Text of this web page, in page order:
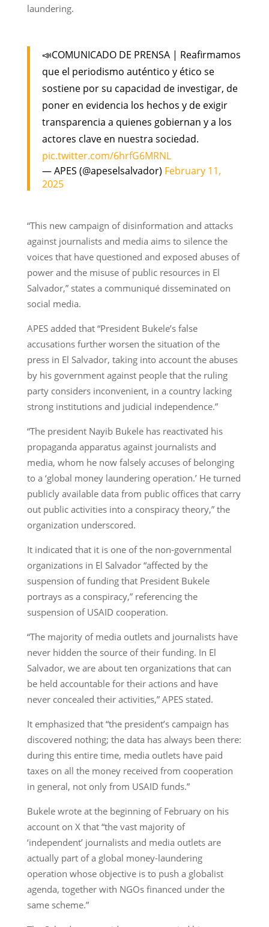
laundering.
📣COMUNICADO DE PRENSA | Reafirmamos
que el periodismo auténtico y ético se
sostiene por su capacidad de investigar, de
poner en evidencia los hechos y de exigir
transparencia a quienes gobiernan y a los
actores clave en nuestra sociedad.
pic.twitter.com/6hrfG6MRNL
— APES (@apeselsalvador) February 11,
2025
“This new campaign of disinformation and attacks
against journalists and media aims to silence the
voices that have questioned and exposed abuses of
power and the misuse of public resources in El
Salvador,” states a communiqué disseminated on
social media.
APES added that “President Bukele’s false
accusations further worsen the situation of the
press in El Salvador, taking into account the abuses
by his government against people that the ruling
party considers inconvenient, in a country lacking
strong institutions and judicial independence.”
“The president Nayib Bukele has reactivated his
propaganda apparatus against journalists and
media, whom he now falsely accuses of belonging
to a ‘global money laundering operation.’ He turned
publicly available data from public offices that carry
out public activities into a conspiracy theory,” the
organization underscored.
It indicated that it is one of the non-governmental
organizations in El Salvador “affected by the
suspension of funding that President Bukele
portrays as a conspiracy,” referencing the
suspension of USAID cooperation.
“The majority of media outlets and journalists have
never hidden the source of their funding. In El
Salvador, we are about ten organizations that can
be held accountable for their actions and have
never concealed their activities,” APES stated.
It emphasized that “the president’s campaign has
discovered nothing; the data has always been there:
during this entire time, media outlets have paid
taxes on all the money received from cooperation
in general, not only from USAID funds.”
Bukele wrote at the beginning of February on his
account on X that “the vast majority of
‘independent’ journalists and media outlets are
actually part of a global money-laundering
operation whose objective is to push a globalist
agenda, together with NGOs financed under the
same scheme.”